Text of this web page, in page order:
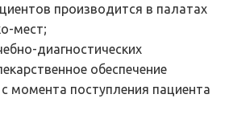
производится в палатах
мест;
диагностических
обеспечение
момента поступления пациента